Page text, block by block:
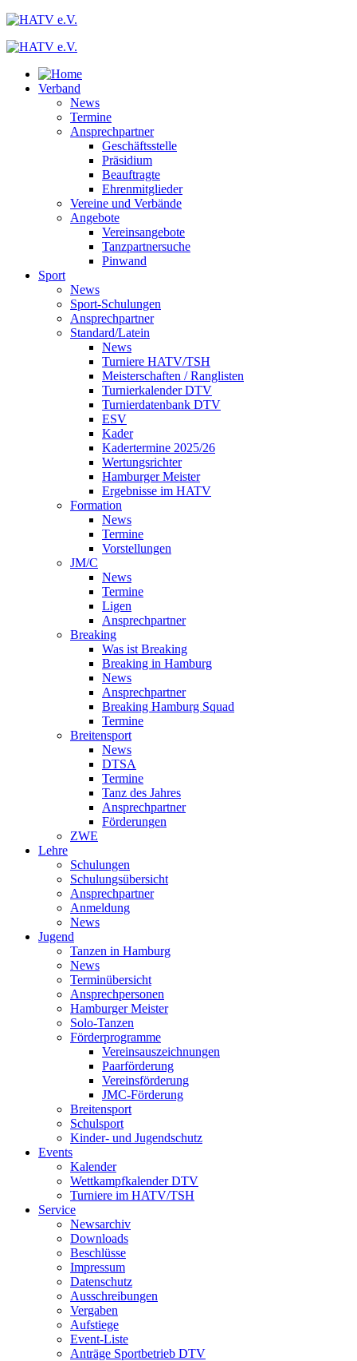
Verband
News
Termine
Ansprechpartner
Geschäftsstelle
Präsidium
Beauftragte
Ehrenmitglieder
Vereine und Verbände
Angebote
Vereinsangebote
Tanzpartnersuche
Pinwand
Sport
News
Sport-Schulungen
Ansprechpartner
Standard/Latein
News
Turniere HATV/TSH
Meisterschaften / Ranglisten
Turnierkalender DTV
Turnierdatenbank DTV
ESV
Kader
Kadertermine 2025/26
Wertungsrichter
Hamburger Meister
Ergebnisse im HATV
Formation
News
Termine
Vorstellungen
JM/C
News
Termine
Ligen
Ansprechpartner
Breaking
Was ist Breaking
Breaking in Hamburg
News
Ansprechpartner
Breaking Hamburg Squad
Termine
Breitensport
News
DTSA
Termine
Tanz des Jahres
Ansprechpartner
Förderungen
ZWE
Lehre
Schulungen
Schulungsübersicht
Ansprechpartner
Anmeldung
News
Jugend
Tanzen in Hamburg
News
Terminübersicht
Ansprechpersonen
Hamburger Meister
Solo-Tanzen
Förderprogramme
Vereinsauszeichnungen
Paarförderung
Vereinsförderung
JMC-Förderung
Breitensport
Schulsport
Kinder- und Jugendschutz
Events
Kalender
Wettkampfkalender DTV
Turniere im HATV/TSH
Service
Newsarchiv
Downloads
Beschlüsse
Impressum
Datenschutz
Ausschreibungen
Vergaben
Aufstiege
Event-Liste
Anträge Sportbetrieb DTV